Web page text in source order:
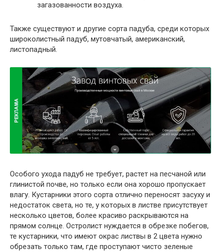
загазованности воздуха.
Также существуют и другие сорта падуба, среди которых
широколистный падуб, мутовчатый, американский,
листопадный.
Особого ухода падуб не требует, растет на песчаной или
глинистой почве, но только если она хорошо пропускает
влагу. Кустарники этого сорта отлично переносят засуху и
недостаток света, но те, у которых в листве присутствует
несколько цветов, более красиво раскрываются на
прямом солнце. Остролист нуждается в обрезке побегов,
те кустарники, что имеют окрас листвы в 2 цвета нужно
обрезать только там, где проступают чисто зеленые